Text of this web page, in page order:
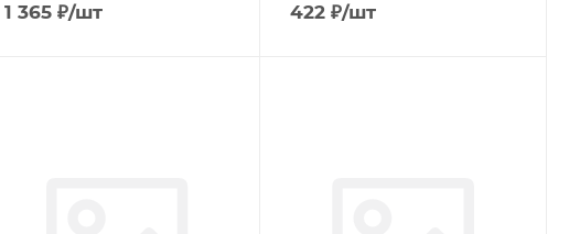
1 365₽/шт 422 ₽/шт